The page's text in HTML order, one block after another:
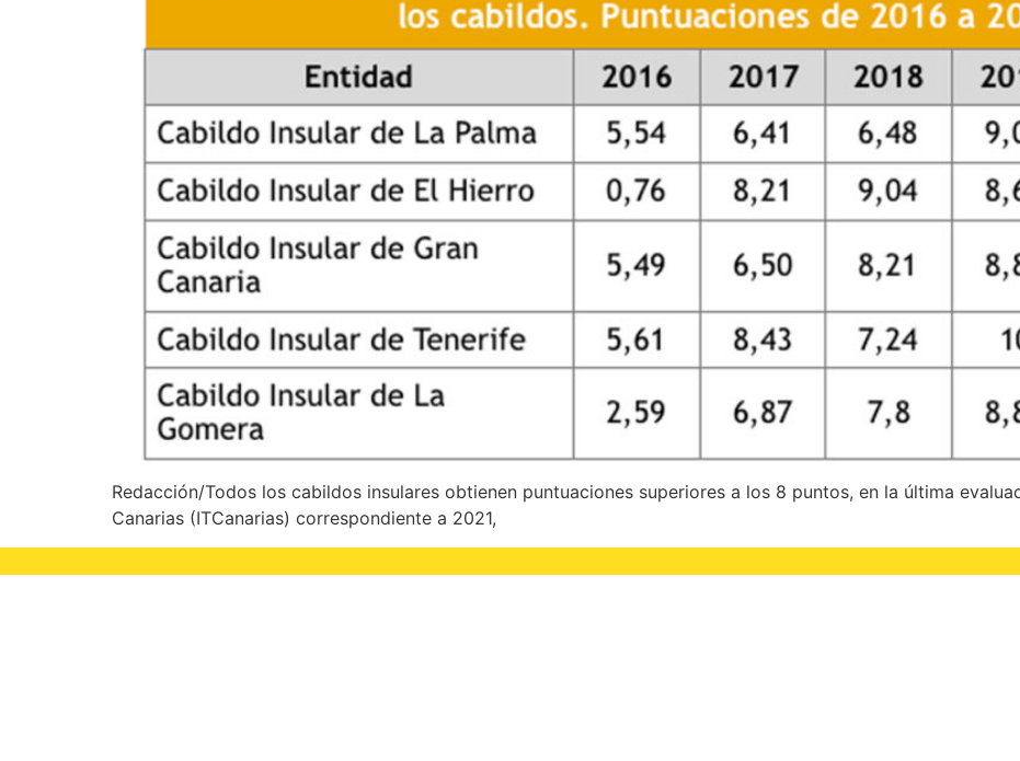
Redacción/Todos los cabildos insulares obtienen puntuaciones superiores a los 8 puntos, en la última
Canarias (ITCanarias) correspondiente a 2021,